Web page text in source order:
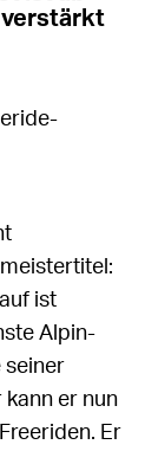
ist
Alpin-
seiner
er nun
Er